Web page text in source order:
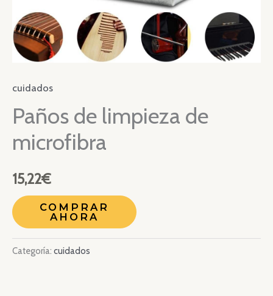
cuidados
Paños de limpieza de
microfibra
15,22€
COMPRAR
AHORA
Categoría: cuidados